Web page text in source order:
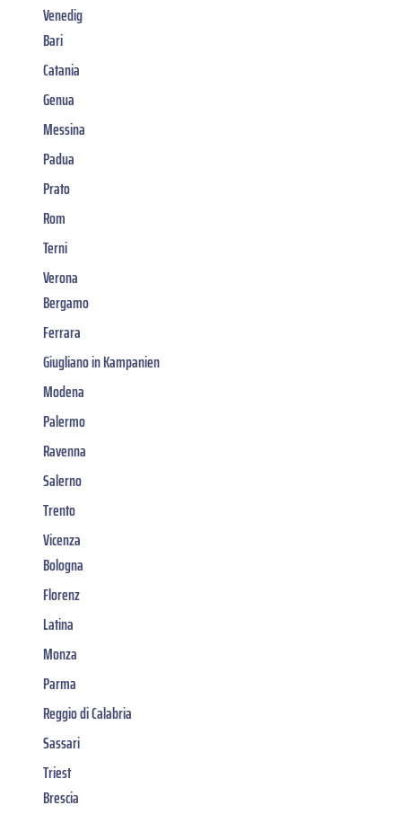
Venedig
Bari
Catania
Genua
Messina
Padua
Prato
Rom
Terni
Verona
Bergamo
Ferrara
Giugliano in Kampanien
Modena
Palermo
Ravenna
Salerno
Trento
Vicenza
Bologna
Florenz
Latina
Monza
Parma
Reggio di Calabria
Sassari
Triest
Brescia